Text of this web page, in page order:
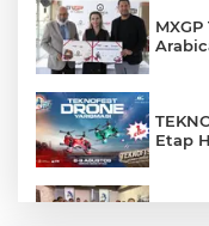
Etap